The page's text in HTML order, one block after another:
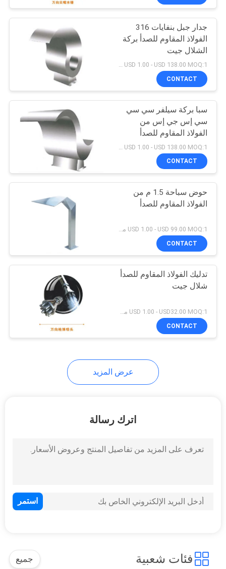
جدار جبل بنفايات 316
الفولاذ المقاوم للصدأ بركة
الشلال جيت
CONTACT
سبا بركة سيلفر سي سي
سي إس جي إس من
الفولاذ المقاوم للصدأ
CONTACT
حوض سباحة 1.5 م من
الفولاذ المقاوم للصدأ
USD 1.00 - USD 99.00 MOQ:1 مجموعة
CONTACT
تدليك الفولاذ المقاوم للصدأ
شلال جيت
USD 1.00 - USD32.00 MOQ:1 مجموعة
CONTACT
عرض المزيد
اترك رسالة
فئات شعبية جميع